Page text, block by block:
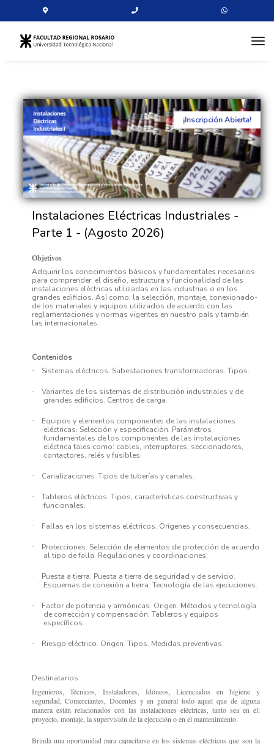
¡Inscripción Abierta!
Instalaciones Eléctricas Industriales -
Parte 1 - (Agosto 2026)
Objetivos
Adquirir los conocimientos básicos y fundamentales necesarios
para comprender: el diseño, estructura y funcionalidad de las
instalaciones eléctricas utilizadas en las industrias o en los
grandes edificios. Así como: la selección, montaje, conexionado­­
de los materiales y equipos utilizados de acuerdo con las
reglamentaciones y normas vigentes en nuestro país y también
las internacionales.
Contenidos
· Sistemas eléctricos. Subestaciones transformadoras. Tipos.
·
Variantes de los sistemas de distribución industriales y de
grandes edificios. Centros de carga.
·
Equipos y elementos componentes de las instalaciones
eléctricas. Selección y especificación. Parámetros
fundamentales de los componentes de las instalaciones
eléctrica tales como: cables, interruptores, seccionadores,
contactores, relés y fusibles.
· Canalizaciones. Tipos de tuberías y canales.
·
Tableros eléctricos. Tipos, características constructivas y
funcionales.
· Fallas en los sistemas eléctricos. Orígenes y consecuencias.
·
Protecciones. Selección de elementos de protección de acuerdo
al tipo de falla. Regulaciones y coordinaciones.
· Puesta a tierra. Puesta a tierra de seguridad y de servicio.
Esquemas de conexión a tierra. Tecnología de las ejecuciones.
· Factor de potencia y armónicas. Origen. Métodos y tecnología
de corrección y compensación. Tableros y equipos
específicos.
· Riesgo eléctrico. Origen. Tipos. Medidas preventivas.
Destinatarios
Ingenieros, Técnicos, Instaladores, Idóneos, Licenciados en higiene y
seguridad, Comerciantes, Docentes y en general todo aquel que de alguna
manera están relacionados con las instalaciones eléctricas, tanto sea en el:
proyecto, montaje, la supervisión de la ejecución o en el mantenimiento.
Brinda una oportunidad para capacitarse en los sistemas eléctricos que son la